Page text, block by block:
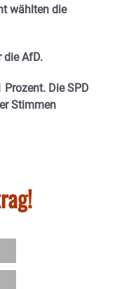
wählten die
die AfD.
Prozent. Die SPD
Stimmen